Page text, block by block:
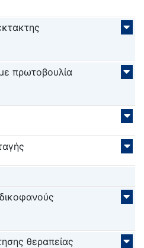
πρωτοβουλία
θεραπείας